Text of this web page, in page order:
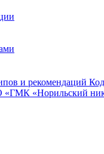
и рекомендаций
«Норильский